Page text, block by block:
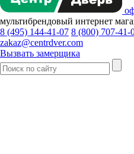
мультибрендовый интернет
8 (495) 144-41-07 8 (800) 707-41-
zakaz@centrdver.com
Вызвать замерщика